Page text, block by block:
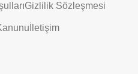
Gizlilik Sözleşmesi
İletişim